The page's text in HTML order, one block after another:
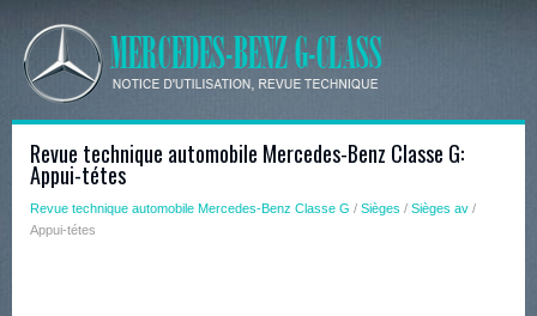
Revue technique automobile Mercedes-Benz Classe G:
Appui-tétes
Revue technique automobile Mercedes-Benz Classe G / Sièges / Sièges av /
Appui-tétes